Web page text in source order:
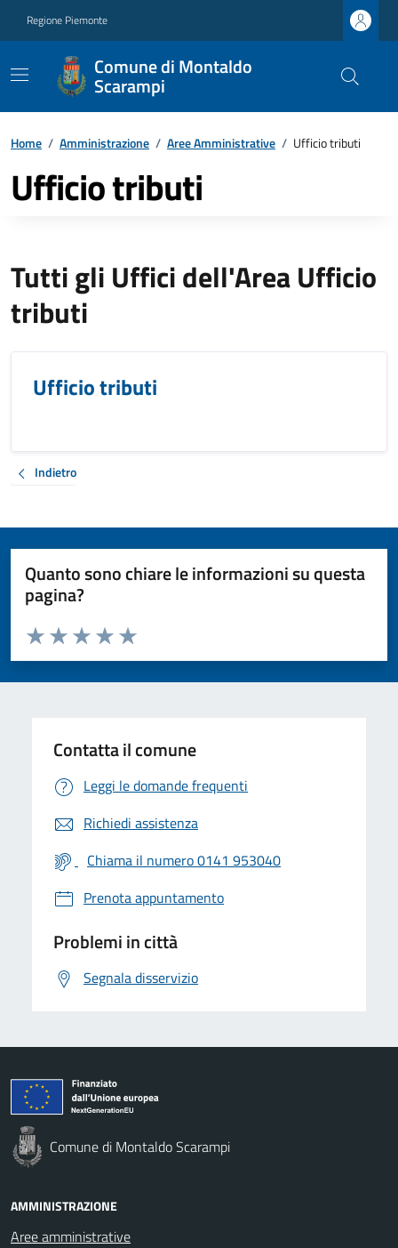
Regione Piemonte
Comune di Montaldo
Scarampi
Home / Amministrazione / Aree Amministrative / Ufficio tributi
Ufficio tributi
Tutti gli Uffici dell'Area Ufficio
tributi
Ufficio tributi
Indietro
Quanto sono chiare le informazioni su questa
pagina?
Valuta da 1 a 5 stelle la pagina
Valuta 5 stelle su 5
Valuta 4 stelle su 5
Valuta 3 stelle su 5
Valuta 2 stelle su 5
Valuta 1 stelle su 5
Contatta il comune
Leggi le domande frequenti
Richiedi assistenza
Chiama il numero 0141 953040
Prenota appuntamento
Problemi in città
Segnala disservizio
Comune di Montaldo Scarampi
AMMINISTRAZIONE
Aree amministrative